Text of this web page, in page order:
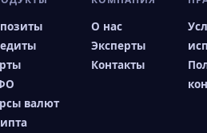
валют
О нас
Эксперты
Контакты